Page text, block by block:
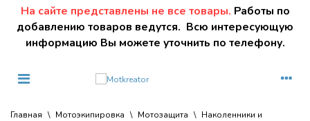
На сайте представлены не все товары. Работы по
добавлению товаров ведутся. Всю интересующую
информацию Вы можете уточнить по телефону.
Главная \ Мотоэкипировка \ Мотозащита \ Наколенники и